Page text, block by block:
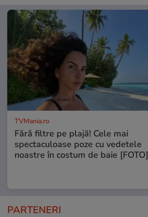
TVMania.ro
Fără filtre pe plajă! Cele mai
spectaculoase poze cu vedetele
noastre în costum de baie [FOTO]
PARTENERI